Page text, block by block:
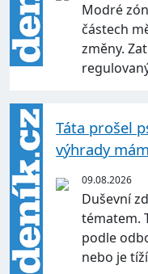
Modré
částech
změny.
Táta prošel
výhrady
09.08.2026
Duševní
tématem.
podle
nebo je